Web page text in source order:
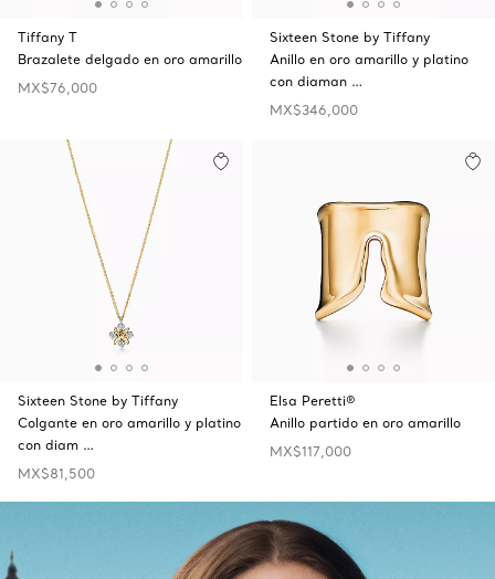
Tiffany T
Brazalete delgado en oro amarillo
MX$76,000
Sixteen Stone by Tiffany
Anillo en oro amarillo y platino
con diaman …
MX$346,000
Sixteen Stone by Tiffany
Colgante en oro amarillo y platino
con diam …
MX$81,500
Elsa Peretti®
Anillo partido en oro amarillo
MX$117,000